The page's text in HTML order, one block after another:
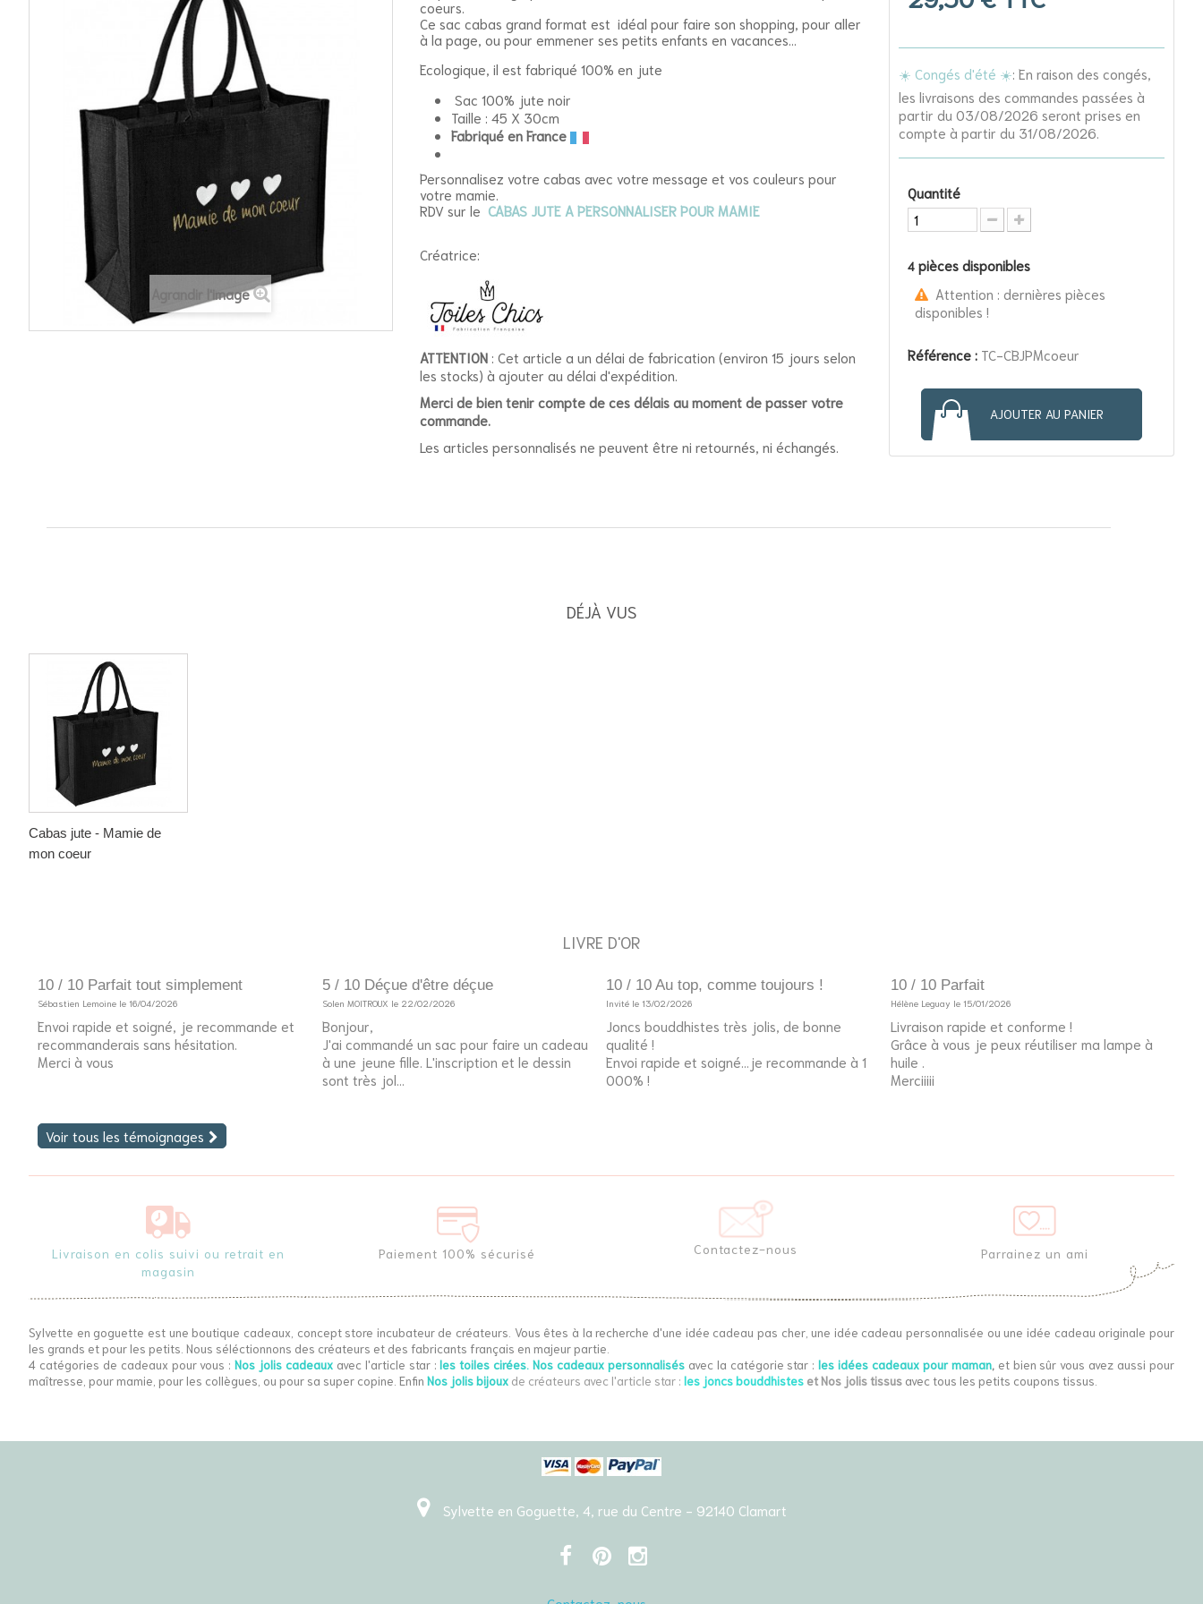
Agrandir l'image
coeurs.
Ce sac cabas grand format est idéal pour faire son shopping, pour aller
à la page, ou pour emmener ses petits enfants en vacances...
Ecologique, il est fabriqué 100% en jute
Sac 100% jute noir
Taille : 45 X 30cm
Fabriqué en France
Personnalisez votre cabas avec votre message et vos couleurs pour
votre mamie.
RDV sur le CABAS JUTE A PERSONNALISER POUR MAMIE
Créatrice:
ATTENTION: Cet article a un délai de fabrication (environ 15 jours selon
les stocks) à ajouter au délai d'expédition.
Merci de bien tenir compte de ces délais au moment de passer votre
commande.
Les articles personnalisés ne peuvent être ni retournés, ni échangés.
☀️ Congés d'été ☀️: En raison des congés,
les livraisons des commandes passées à
partir du 03/08/2026 seront prises en
compte à partir du 31/08/2026.
Quantité
4 pièces disponibles
Attention : dernières pièces
disponibles !
Référence : TC-CBJPMcoeur
AJOUTER AU PANIER
DÉJÀ VUS
Cabas jute - Mamie de
mon coeur
LIVRE D'OR
10 / 10 Parfait tout simplement
Sébastien Lemoine le 16/04/2026
Envoi rapide et soigné, je recommande et
recommanderais sans hésitation.
Merci à vous
5 / 10 Déçue d'être déçue
Solen MOITROUX le 22/02/2026
Bonjour,
J'ai commandé un sac pour faire un cadeau
à une jeune fille. L'inscription et le dessin
sont très jol...
10 / 10 Au top, comme toujours !
Invité le 13/02/2026
Joncs bouddhistes très jolis, de bonne
qualité !
Envoi rapide et soigné...je recommande à 1
000% !
10 / 10 Parfait
Hélène Leguay le 15/01/2026
Livraison rapide et conforme !
Grâce à vous je peux réutiliser ma lampe à
huile .
Merciiiii
Voir tous les témoignages
Livraison en colis suivi ou retrait en
magasin
Paiement 100% sécurisé Contactez-nous Parrainez un ami
Sylvette en goguette est une boutique cadeaux, concept store incubateur de créateurs. Vous êtes à la recherche d'une idée cadeau pas cher, une idée cadeau personnalisée ou une idée cadeau originale pour
les grands et pour les petits. Nous séléctionnons des créateurs et des fabricants français en majeur partie.
4 catégories de cadeaux pour vous :Nos jolis cadeaux avec l'article star :les toiles cirées.Nos cadeaux personnalisés avec la catégorie star : les idées cadeaux pour maman, et bien sûr vous avez aussi pour
maîtresse, pour mamie, pour les collègues, ou pour sa super copine. Enfin Nos jolis bijoux de créateurs avec l'article star : les joncs bouddhistes et Nos jolis tissus avec tous les petits coupons tissus.
Sylvette en Goguette, 4, rue du Centre - 92140 Clamart